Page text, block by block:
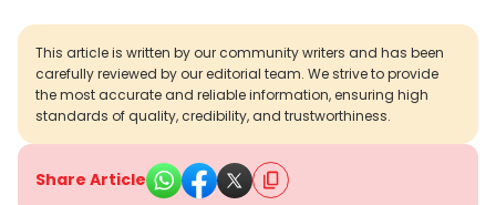
This article is written by our community writers and has been
carefully reviewed by our editorial team. We strive to provide
the most accurate and reliable information, ensuring high
standards of quality, credibility, and trustworthiness.
Share Article